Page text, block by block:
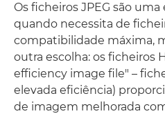
Os ficheiros JPEG são
quando necessita de
compatibilidade máxima,
outra escolha: os ficheiros
efficiency image file" –
elevada eficiência)
de imagem melhorada